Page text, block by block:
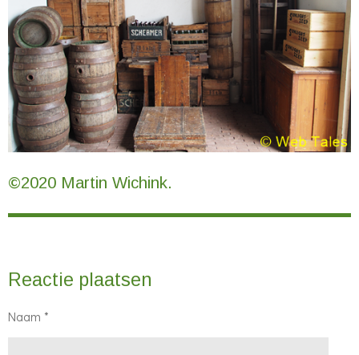
©2020 Martin Wichink.
Reactie plaatsen
Naam *